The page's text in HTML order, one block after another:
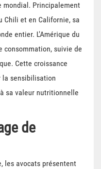
mondial. Principalement
Chili et en Californie, sa
entier. L'Amérique du
consommation, suivie de
Cette croissance
sensibilisation
sa valeur nutritionnelle
de
les avocats présentent